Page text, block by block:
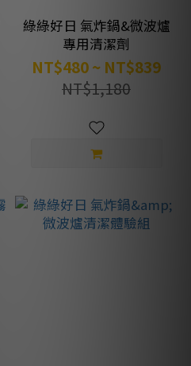
綠綠好日 氣炸鍋&微波爐
專用清潔劑
NT$480 ~ NT$839
NT$1,180